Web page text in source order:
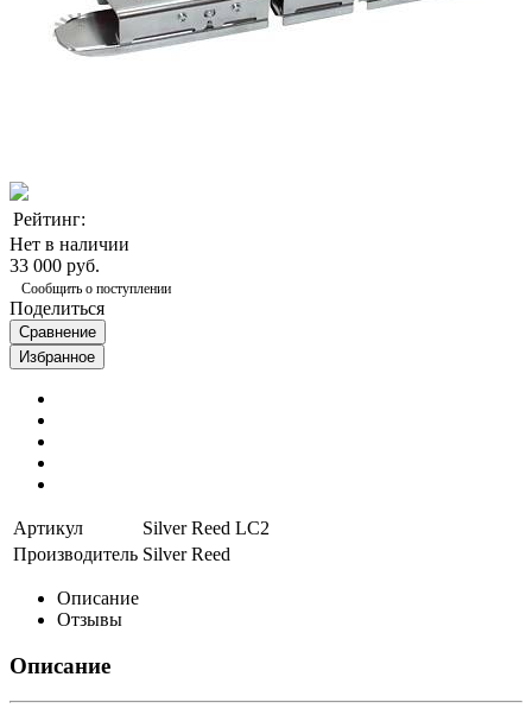
Рейтинг:
Нет в наличии
33 000 руб.
Сообщить о поступлении
Поделиться
Сравнение
Избранное
Артикул
Silver Reed LC2
Производитель Silver Reed
Описание
Отзывы
Описание